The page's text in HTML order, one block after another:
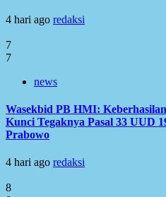
4 hari ago redaksi
7
7
news
Wasekbid PB HMI:
Kunci Tegaknya Pasal 33 UUD
Prabowo
4 hari ago redaksi
8